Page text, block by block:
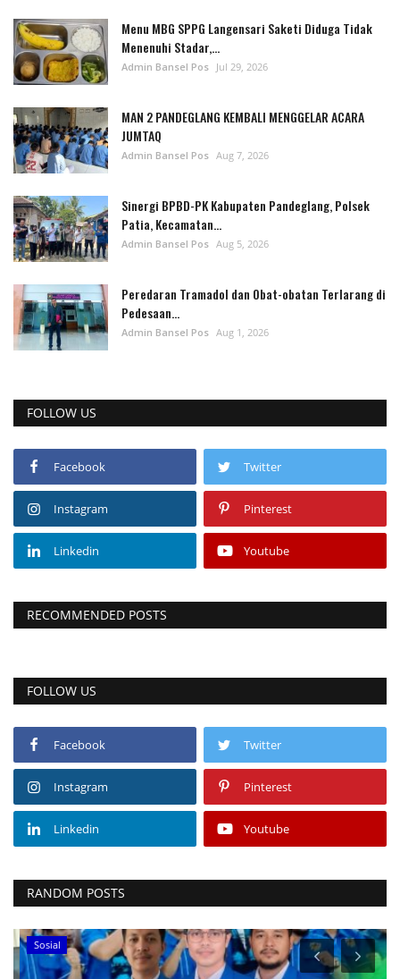
Menu MBG SPPG Langensari Saketi Diduga Tidak
Menenuhi Stadar,...
Admin Bansel Pos Jul 29, 2026
MAN 2 PANDEGLANG KEMBALI MENGGELAR ACARA
JUMTAQ
Admin Bansel Pos Aug 7, 2026
Sinergi BPBD-PK Kabupaten Pandeglang, Polsek
Patia, Kecamatan...
Admin Bansel Pos Aug 5, 2026
Peredaran Tramadol dan Obat-obatan Terlarang di
Pedesaan...
Admin Bansel Pos Aug 1, 2026
FOLLOW US
Facebook Twitter
Instagram Pinterest
Linkedin Youtube
RECOMMENDED POSTS
FOLLOW US
Facebook Twitter
Instagram Pinterest
Linkedin Youtube
RANDOM POSTS
Sosial